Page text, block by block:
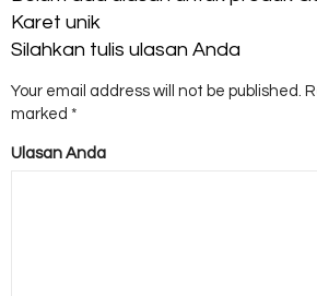
Karet unik
Silahkan tulis ulasan Anda
Your email address will not be published.
marked *
Ulasan Anda